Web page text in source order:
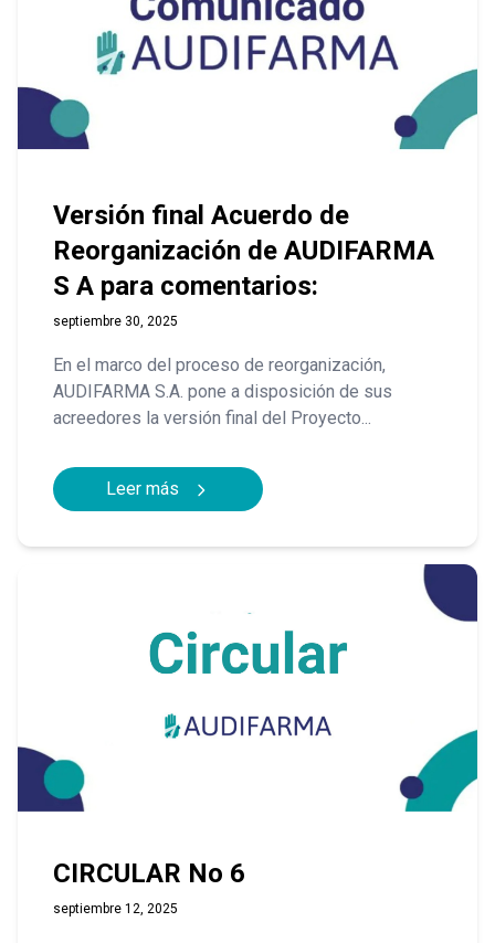
Versión final Acuerdo de
Reorganización de AUDIFARMA
S A para comentarios:
septiembre 30, 2025
En el marco del proceso de reorganización,
AUDIFARMA S.A. pone a disposición de sus
acreedores la versión final del Proyecto...
Leer más
CIRCULAR No 6
septiembre 12, 2025